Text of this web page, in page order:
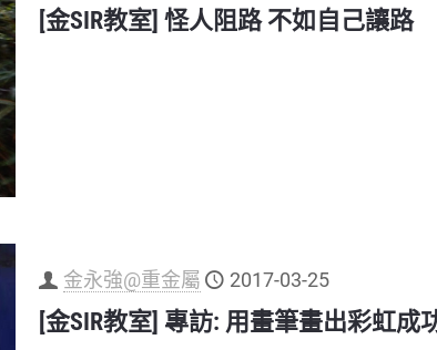
[金SIR教室] 怪人阻路 不如自己讓路
金永強@重金屬 2017-03-25
[金SIR教室] 專訪: 用畫筆畫出彩虹成